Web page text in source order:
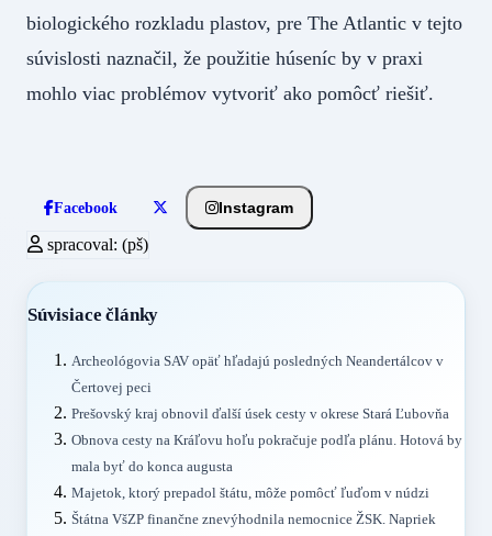
biologického rozkladu plastov, pre The Atlantic v tejto
súvislosti naznačil, že použitie húseníc by v praxi
mohlo viac problémov vytvoriť ako pomôcť riešiť.
Facebook Instagram
spracoval: (pš)
Súvisiace články
Archeológovia SAV opäť hľadajú posledných Neandertálcov v
Čertovej peci
Prešovský kraj obnovil ďalší úsek cesty v okrese Stará Ľubovňa
Obnova cesty na Kráľovu hoľu pokračuje podľa plánu. Hotová by
mala byť do konca augusta
Majetok, ktorý prepadol štátu, môže pomôcť ľuďom v núdzi
Štátna VšZP finančne znevýhodnila nemocnice ŽSK. Napriek